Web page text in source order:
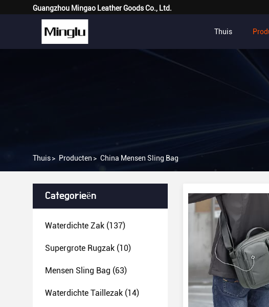
Guangzhou Mingao Leather Goods Co., Ltd.
Thuis
Thuis> Producten > China Mensen Sling Bag
Categorieën
Waterdichte Zak (137)
Supergrote Rugzak (10)
Mensen Sling Bag (63)
Waterdichte Taillezak (14)